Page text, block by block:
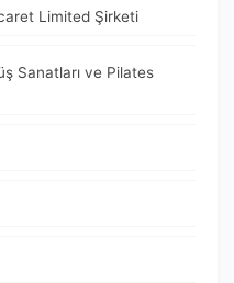
Limited Şirketi
Sanatları ve Pilates